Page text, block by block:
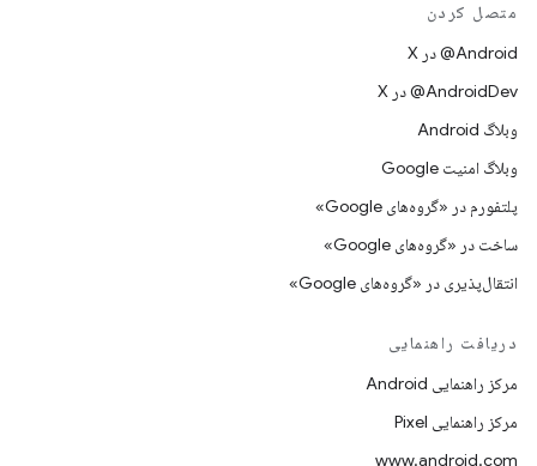
متصل کردن
‫‎@Android در X
‫‎@AndroidDev در X
وبلاگ Android
وبلاگ امنیت Google
پلتفورم در «گروه‌های Google»
ساخت در «گروه‌های Google»
انتقال‌پذیری در «گروه‌های Google»
دریافت راهنمایی
مرکز راهنمایی Android
مرکز راهنمایی Pixel
www.android.com